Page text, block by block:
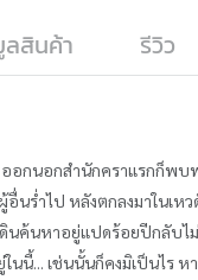
สินค้า รีวิว
อกนอกสำนักคราแรกก็พ
ำไป หลังตกลงมาในเห
ค้นหาอยู่แปดร้อยปีกลับ
นี้... เช่นนั้นก็คงมิเป็นไร